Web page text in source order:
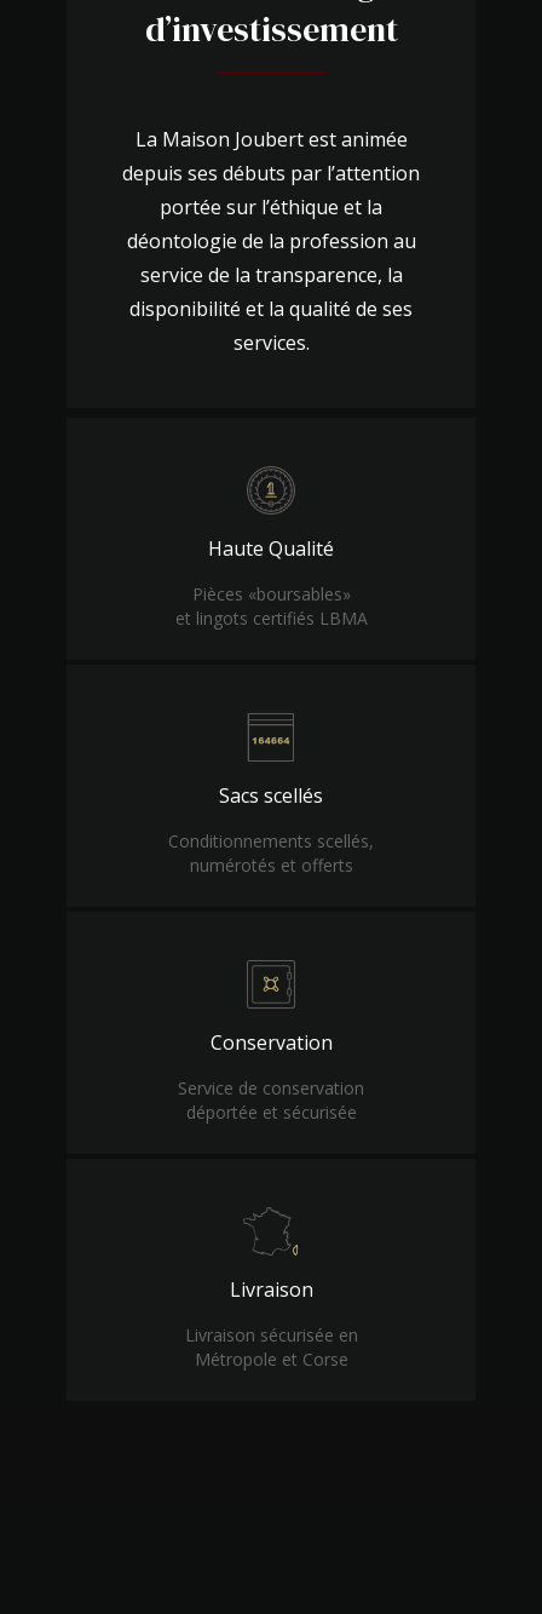
d’investissement
La Maison Joubert est animée
depuis ses débuts par l’attention
portée sur l’éthique et la
déontologie de la profession au
service de la transparence, la
disponibilité et la qualité de ses
services.
Haute Qualité
Pièces «boursables»
et lingots certifiés LBMA
Sacs scellés
Conditionnements scellés,
numérotés et offerts
Conservation
Service de conservation
déportée et sécurisée
Livraison
Livraison sécurisée en
Métropole et Corse